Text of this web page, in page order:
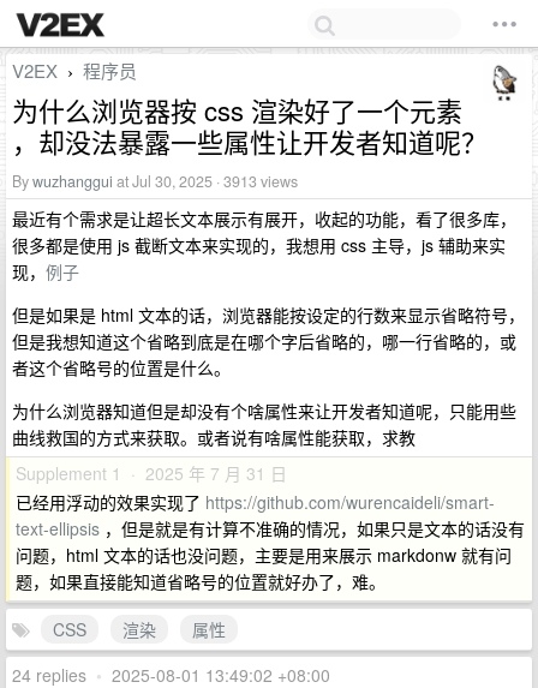
V2EX › 程序员
为什么浏览器按 css 渲染好了一个元素
，却没法暴露一些属性让开发者知道呢？
Bywuzhanggui at Jul 30, 2025 · 3913 views
最近有个需求是让超长文本展示有展开，收起的功能，看了很多库，
很多都是使用 js 截断文本来实现的，我想用 css 主导，js 辅助来实
现， 例子
但是如果是 html 文本的话，浏览器能按设定的行数来显示省略符号，
但是我想知道这个省略到底是在哪个字后省略的，哪一行省略的，或
者这个省略号的位置是什么。
为什么浏览器知道但是却没有个啥属性来让开发者知道呢，只能用些
曲线救国的方式来获取。或者说有啥属性能获取，求教
Supplement 1 · 2025 年 7 月 31 日
已经用浮动的效果实现了 https://github.com/wurencaideli/smart-
text-ellipsis ，但是就是有计算不准确的情况，如果只是文本的话没有
问题，html 文本的话也没问题，主要是用来展示 markdonw 就有问
题，如果直接能知道省略号的位置就好办了，难。
CSS
渲染
属性
24 replies • 2025-08-01 13:49:02 +08:00